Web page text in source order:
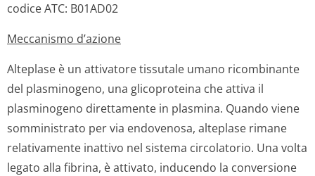
codice ATC: B01AD02
Meccanismo d’azione
Alteplase è un attivatore tissutale umano ricombinante
del plasminogeno, una glicoproteina che attiva il
plasminogeno direttamente in plasmina. Quando viene
somministrato per via endovenosa, alteplase rimane
relativamente inattivo nel sistema circolatorio. Una volta
legato alla fibrina, è attivato, inducendo la conversione